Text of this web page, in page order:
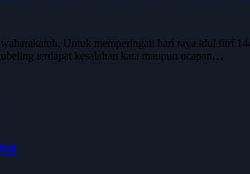
Untuk memperingati hari raya idul fitri
terdapat kesalahan kata maupun ucapan…